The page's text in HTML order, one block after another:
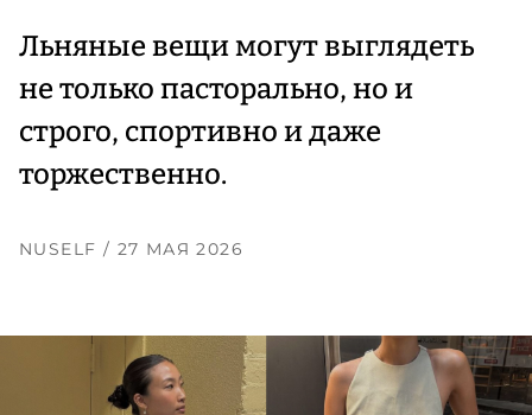
Льняные вещи могут выглядеть
не только пасторально, но и
строго, спортивно и даже
торжественно.
NUSELF / 27 МАЯ 2026